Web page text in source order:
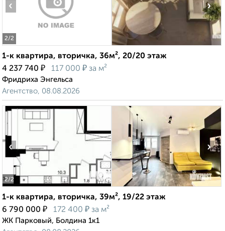
2/2
‹ ›
1-к квартира, вторичка, 36м², 20/20 этаж
4 237 740 ₽ 117 000 ₽ за м²
Фридриха Энгельса
Агентство, 08.08.2026
2/2
‹ ›
1-к квартира, вторичка, 39м², 19/22 этаж
6 790 000 ₽ 172 400 ₽ за м²
ЖК Парковый, Болдина 1к1